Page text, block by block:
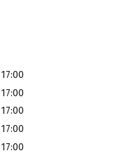
17:00
17:00
17:00
17:00
17:00